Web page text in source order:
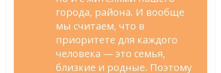
города, района. И вообще
мы считаем, что в
приоритете для каждого
человека — это семья,
близкие и родные. Поэтому